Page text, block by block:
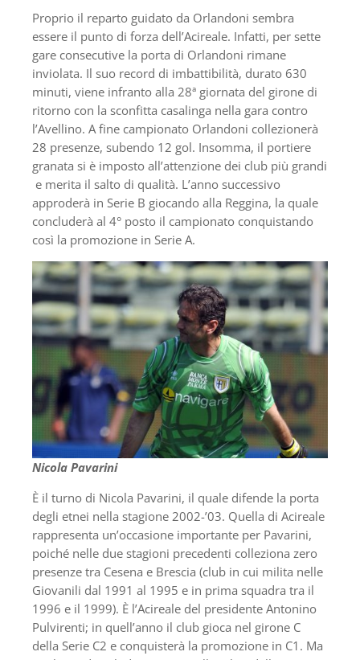
Proprio il reparto guidato da Orlandoni sembra
essere il punto di forza dell’Acireale. Infatti, per sette
gare consecutive la porta di Orlandoni rimane
inviolata. Il suo record di imbattibilità, durato 630
minuti, viene infranto alla 28ª giornata del girone di
ritorno con la sconfitta casalinga nella gara contro
l’Avellino. A fine campionato Orlandoni collezionerà
28 presenze, subendo 12 gol. Insomma, il portiere
granata si è imposto all’attenzione dei club più grandi
e merita il salto di qualità. L’anno successivo
approderà in Serie B giocando alla Reggina, la quale
concluderà al 4° posto il campionato conquistando
così la promozione in Serie A.
Nicola Pavarini
È il turno di Nicola Pavarini, il quale difende la porta
degli etnei nella stagione 2002-’03. Quella di Acireale
rappresenta un’occasione importante per Pavarini,
poiché nelle due stagioni precedenti colleziona zero
presenze tra Cesena e Brescia (club in cui milita nelle
Giovanili dal 1991 al 1995 e in prima squadra tra il
1996 e il 1999). È l’Acireale del presidente Antonino
Pulvirenti; in quell’anno il club gioca nel girone C
della Serie C2 e conquisterà la promozione in C1. Ma